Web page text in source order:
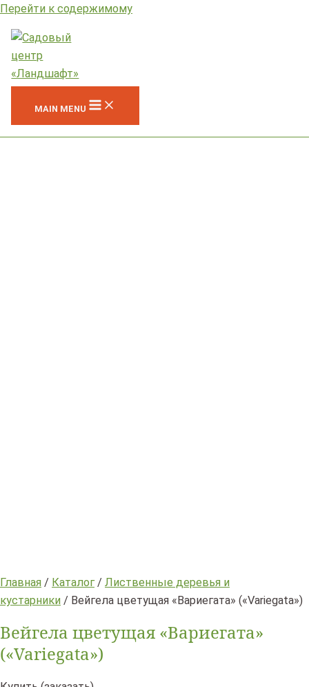
Перейти к содержимому
MAIN MENU
Главная / Каталог/ Лиственные деревья и
кустарники / Вейгела цветущая «Вариегата» («Variegata»)
Вейгела цветущая «Вариегата»
(«Variegata»)